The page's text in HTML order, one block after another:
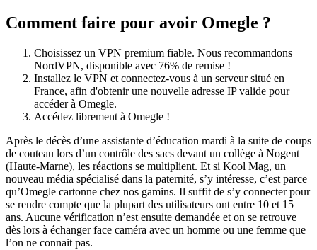
Comment faire pour avoir Omegle ?
Choisissez un VPN premium fiable. Nous recommandons
NordVPN, disponible avec 76% de remise !
Installez le VPN et connectez-vous à un serveur situé en
France, afin d'obtenir une nouvelle adresse IP valide pour
accéder à Omegle.
Accédez librement à Omegle !
Après le décès d’une assistante d’éducation mardi à la suite de coups
de couteau lors d’un contrôle des sacs devant un collège à Nogent
(Haute-Marne), les réactions se multiplient. Et si Kool Mag, un
nouveau média spécialisé dans la paternité, s’y intéresse, c’est parce
qu’Omegle cartonne chez nos gamins. Il suffit de s’y connecter pour
se rendre compte que la plupart des utilisateurs ont entre 10 et 15
ans. Aucune vérification n’est ensuite demandée et on se retrouve
dès lors à échanger face caméra avec un homme ou une femme que
l’on ne connait pas.